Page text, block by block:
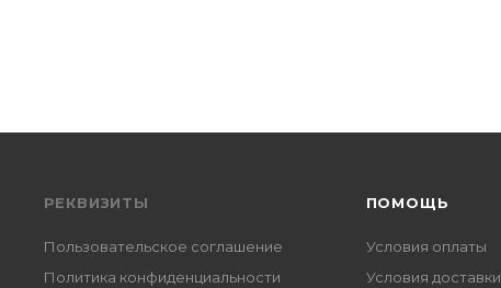
РЕКВИЗИТЫ
Пользовательское соглашение
Политика конфиденциальности
ПОМОЩЬ
Условия оплаты
Условия доставки